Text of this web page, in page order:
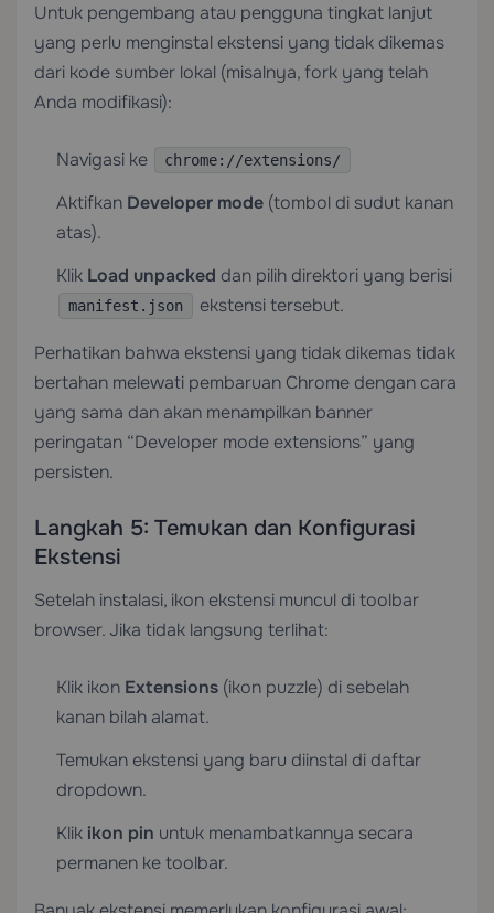
Untuk pengembang atau pengguna tingkat lanjut
yang perlu menginstal ekstensi yang tidak dikemas
dari kode sumber lokal (misalnya, fork yang telah
Anda modifikasi):
Navigasi ke chrome://extensions/
Aktifkan Developer mode (tombol di sudut kanan
atas).
Klik Load unpacked dan pilih direktori yang berisi
manifest.json ekstensi tersebut.
Perhatikan bahwa ekstensi yang tidak dikemas tidak
bertahan melewati pembaruan Chrome dengan cara
yang sama dan akan menampilkan banner
peringatan “Developer mode extensions” yang
persisten.
Langkah 5: Temukan dan Konfigurasi
Ekstensi
Setelah instalasi, ikon ekstensi muncul di toolbar
browser. Jika tidak langsung terlihat:
Klik ikon Extensions (ikon puzzle) di sebelah
kanan bilah alamat.
Temukan ekstensi yang baru diinstal di daftar
dropdown.
Klikikon pin untuk menambatkannya secara
permanen ke toolbar.